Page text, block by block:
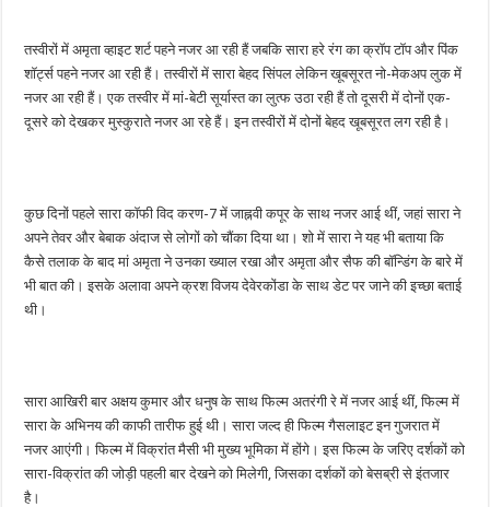
तस्वीरों में अमृता व्हाइट शर्ट पहने नजर आ रही हैं जबकि सारा हरे रंग का क्रॉप टॉप और पिंक
शॉर्ट्स पहने नजर आ रही हैं। तस्वीरों में सारा बेहद सिंपल लेकिन खूबसूरत नो-मेकअप लुक में
नजर आ रही हैं। एक तस्वीर में मां-बेटी सूर्यास्त का लुत्फ उठा रही हैं तो दूसरी में दोनों एक-
दूसरे को देखकर मुस्कुराते नजर आ रहे हैं। इन तस्वीरों में दोनों बेहद खूबसूरत लग रही है।
कुछ दिनों पहले सारा कॉफी विद करण-7 में जाह्नवी कपूर के साथ नजर आई थीं, जहां सारा ने
अपने तेवर और बेबाक अंदाज से लोगों को चौंका दिया था। शो में सारा ने यह भी बताया कि
कैसे तलाक के बाद मां अमृता ने उनका ख्याल रखा और अमृता और सैफ की बॉन्डिंग के बारे में
भी बात की। इसके अलावा अपने क्रश विजय देवेरकोंडा के साथ डेट पर जाने की इच्छा बताई
थी।
सारा आखिरी बार अक्षय कुमार और धनुष के साथ फिल्म अतरंगी रे में नजर आई थीं, फिल्म में
सारा के अभिनय की काफी तारीफ हुई थी। सारा जल्द ही फिल्म गैसलाइट इन गुजरात में
नजर आएंगी। फिल्म में विक्रांत मैसी भी मुख्य भूमिका में होंगे। इस फिल्म के जरिए दर्शकों को
सारा-विक्रांत की जोड़ी पहली बार देखने को मिलेगी, जिसका दर्शकों को बेसब्री से इंतजार
है।